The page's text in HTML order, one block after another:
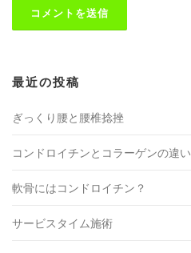
最近の投稿
ぎっくり腰と腰椎捻挫
コンドロイチンとコラーゲンの違い
軟骨にはコンドロイチン？
サービスタイム施術